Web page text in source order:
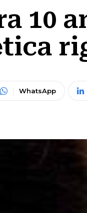
10
WhatsApp